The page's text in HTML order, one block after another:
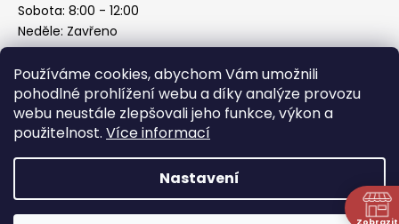
Používáme cookies, abychom Vám umožnili
pohodlné prohlížení webu a díky analýze provozu
webu neustále zlepšovali jeho funkce, výkon a
použitelnost. Více informací
Nastavení
Sobota: 8:00 - 12:00
Neděle: Zavřeno
Instagram
Copyright 2026ABC Železářství Honzek. Všechna práva